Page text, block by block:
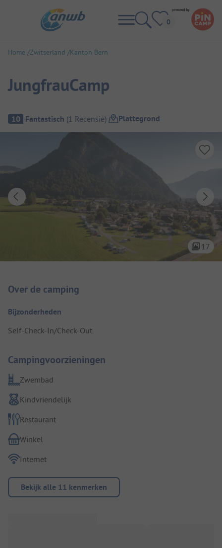
Home Zwitserland Kanton Bern
JungfrauCamp
Camping overzicht
10 Fantastisch (1 Recensie) Plattegrond
17
Over de camping
Bijzonderheden
Self-Check-In/Check-Out.
Campingvoorzieningen
Zwembad
Kindvriendelijk
Restaurant
Winkel
Internet
Bekijk alle 11 kenmerken